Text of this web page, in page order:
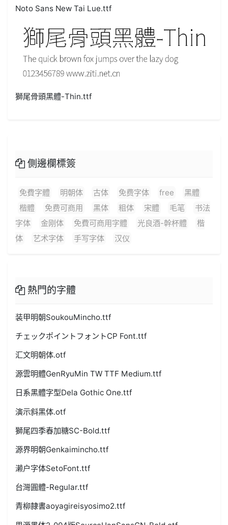
Noto Sans New Tai Lue.ttf
獅尾骨頭黑體-Thin.ttf
側邊欄標簽
免費字體 明朝体 古体 免费字体 free
黑體
楷體
免费可商用 黑体 粗体 宋體 毛笔
书法
字体
金刚体 免費可商用字體 光良酒-幹杯體
楷
体
艺术字体 手写字体 汉仪
熱門的字體
装甲明朝SoukouMincho.ttf
チェックポイントフォントCP Font.ttf
汇文明朝体.otf
源雲明體GenRyuMin TW TTF Medium.ttf
日系黑體字型Dela Gothic One.ttf
演示斜黑体.otf
獅尾四季春加糖SC-Bold.ttf
源界明朝Genkaimincho.ttf
濑户字体SetoFont.ttf
台灣圓體-Regular.ttf
青柳隷書aoyagireisyosimo2.ttf